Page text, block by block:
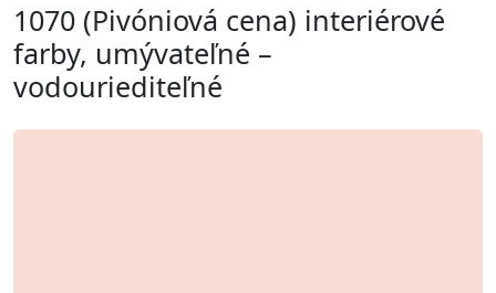
1070 (Pivóniová cena) interiérové
farby, umývateľné –
vodouriediteľné